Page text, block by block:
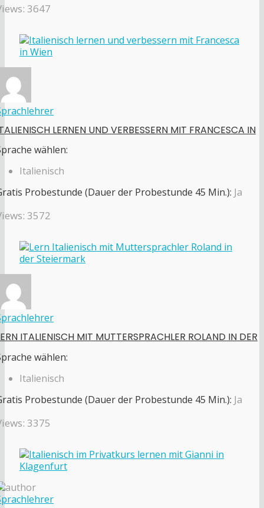
3647
LERNEN UND VERBESSERN MIT FRANCESCA IN
wählen:
Italienisch
Probestunde (Dauer der Probestunde 45 Min.): Ja
3572
ITALIENISCH MIT MUTTERSPRACHLER ROLAND IN DER
wählen:
Italienisch
Probestunde (Dauer der Probestunde 45 Min.): Ja
3375